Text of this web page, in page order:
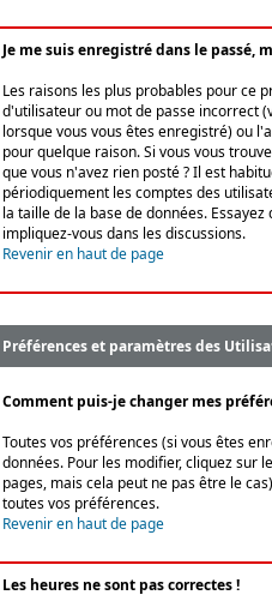
Je me suis enregistré dans le passé,
Les raisons les plus probables pour ce
d'utilisateur ou mot de passe incorrect
lorsque vous vous êtes enregistré) ou
pour quelque raison. Si vous vous
que vous n'avez rien posté ? Il est
périodiquement les comptes des
la taille de la base de données.
impliquez-vous dans les discussions.
Revenir en haut de page
Préférences et paramètres des
Comment puis-je changer mes
Toutes vos préférences (si vous êtes
données. Pour les modifier, cliquez sur
pages, mais cela peut ne pas être le
toutes vos préférences.
Revenir en haut de page
Les heures ne sont pas correctes !